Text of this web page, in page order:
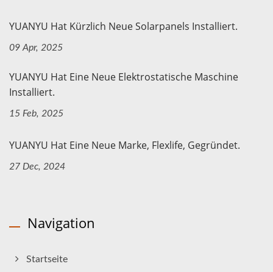
YUANYU Hat Kürzlich Neue Solarpanels Installiert.
09 Apr, 2025
YUANYU Hat Eine Neue Elektrostatische Maschine
Installiert.
15 Feb, 2025
YUANYU Hat Eine Neue Marke, Flexlife, Gegründet.
27 Dec, 2024
Navigation
Startseite